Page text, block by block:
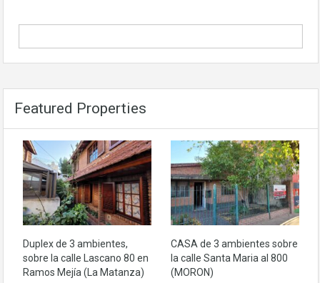
Featured Properties
Duplex de 3 ambientes,
sobre la calle Lascano 80 en
Ramos Mejía (La Matanza)
CASA de 3 ambientes sobre
la calle Santa Maria al 800
(MORON)